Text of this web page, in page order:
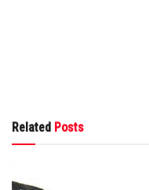
Related Posts